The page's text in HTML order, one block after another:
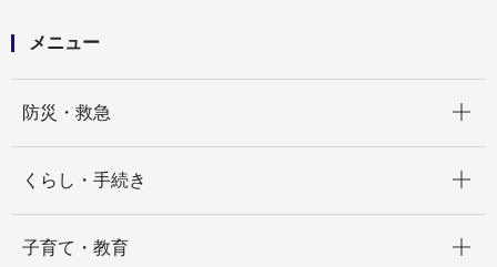
メニュー
防災・救急
くらし・手続き
子育て・教育